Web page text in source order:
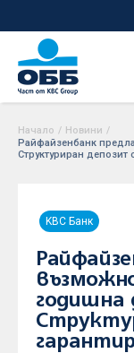
Начало / Новини /
Райфайзенбанк
Структуриран депозит
KBC Банк
годишна